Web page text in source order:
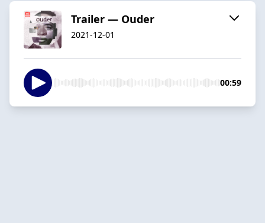
Trailer — Ouder
2021-12-01
00:59